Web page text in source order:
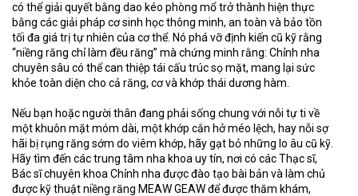
có thể giải quyết bằng dao kéo phòng mổ trở thành hiện thực
bằng các giải pháp cơ sinh học thông minh, an toàn và bảo tồn
tối đa giá trị tự nhiên của cơ thể. Nó phá vỡ định kiến cũ kỹ rằng
“niềng răng chỉ làm đều răng” mà chứng minh rằng: Chỉnh nha
chuyên sâu có thể can thiệp tái cấu trúc sọ mặt, mang lại sức
khỏe toàn diện cho cả răng, cơ và khớp thái dương hàm.
Nếu bạn hoặc người thân đang phải sống chung với nỗi tự ti về
một khuôn mặt móm dài, một khớp cắn hở méo lệch, hay nỗi sợ
hãi bị rụng răng sớm do viêm khớp, hãy gạt bỏ những lo âu cũ kỹ.
Hãy tìm đến các trung tâm nha khoa uy tín, nơi có các Thạc sĩ,
Bác sĩ chuyên khoa Chỉnh nha được đào tạo bài bản và làm chủ
được kỹ thuật niềng răng MEAW GEAW để được thăm khám,